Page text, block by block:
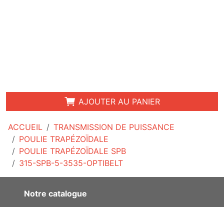
ACCUEIL
TRANSMISSION DE PUISSANCE
POULIE TRAPÉZOÏDALE
POULIE TRAPÉZOÏDALE SPB
315-SPB-5-3535-OPTIBELT
AJOUTER AU PANIER
Notre catalogue